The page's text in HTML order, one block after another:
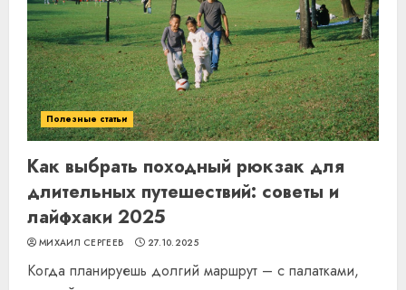
Полезные статьи
Как выбрать походный рюкзак для
длительных путешествий: советы и
лайфхаки 2025
МИХАИЛ СЕРГЕЕВ 27.10.2025
Когда планируешь долгий маршрут – с палатками,